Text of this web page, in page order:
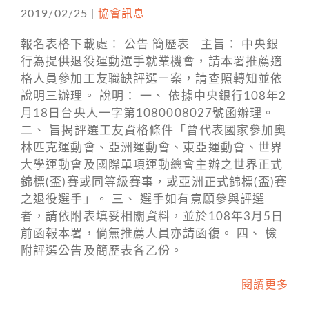
2019/02/25 協會訊息
報名表格下載處： 公告 簡歷表 主旨： 中央銀
行為提供退役運動選手就業機會，請本署推薦適
格人員參加工友職缺評選ㄧ案，請查照轉知並依
說明三辦理。 說明： 一、 依據中央銀行108年2
月18日台央人一字第1080008027號函辦理。
二、 旨揭評選工友資格條件「曾代表國家參加奧
林匹克運動會、亞洲運動會、東亞運動會、世界
大學運動會及國際單項運動總會主辦之世界正式
錦標(盃)賽或同等級賽事，或亞洲正式錦標(盃)賽
之退役選手」。 三、 選手如有意願參與評選
者，請依附表填妥相關資料，並於108年3月5日
前函報本署，倘無推薦人員亦請函復。 四、 檢
附評選公告及簡歷表各乙份。
閱讀更多